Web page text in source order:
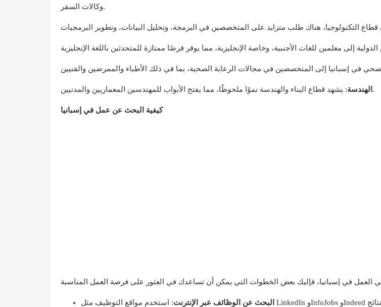
وكالات السفر.
الهندسة : يشهد قطاع البناء والهندسة نموًا ملحوظًا، مما يفتح الأبواب للمهندسين المعماريين والمدنيين.
كيفية البحث عن عمل في إسبانيا
البحث عن الوظائف عبر الإنترنت: استخدم مواقع التوظيف مثل LinkedIn وInfoJobs وIndeed للبحث عن الوظائف المناسبة في مجالك. تتيح لك هذه المواقع تصفية النتائج